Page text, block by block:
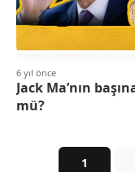
6 yıl önce
Jack Ma’nın
mü?
1